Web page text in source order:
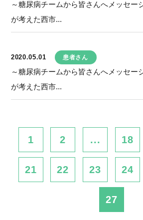
～糖尿病チームから皆さんへメッセ
が考えた西市...
2020.05.01 患者さん
～糖尿病チームから皆さんへメッセ
が考えた西市...
1 2 ... 18
21 22 23 24
27